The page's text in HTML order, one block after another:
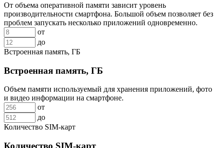
От объема оперативной памяти зависит уровень
производительности смартфона. Большой объем позволяет без
проблем запускать несколько приложений одновременно.
от
до
Встроенная память, ГБ
Встроенная память, ГБ
Объем памяти используемый для хранения приложений, фото
и видео информации на смартфоне.
от
до
Количество SIM-карт
Количество SIM-карт